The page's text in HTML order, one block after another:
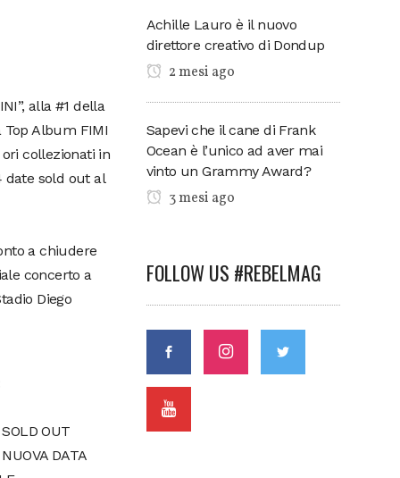
alla #1 della
Top Album FIMI
collezionati in
date sold out al
a chiudere
concerto a
Diego
OUT
DATA
Achille Lauro è il nuovo
direttore creativo di Dondup
2 mesi ago
Sapevi che il cane di Frank
Ocean è l’unico ad aver mai
vinto un Grammy Award?
3 mesi ago
FOLLOW US #REBELMAG